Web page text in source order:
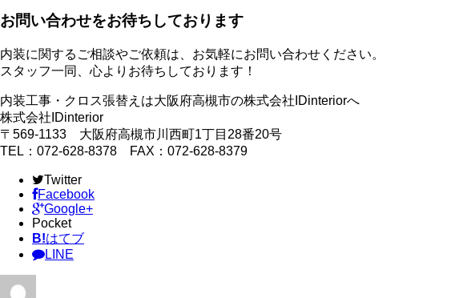
お問い合わせをお待ちしております
内装に関するご相談やご依頼は、お気軽にお問い合わせください。
スタッフ一同、心よりお待ちしております！
内装工事・クロス張替えは大阪府高槻市の株式会社IDinteriorへ
株式会社IDinterior
〒569-1133 大阪府高槻市川西町1丁目28番20号
TEL：072-628-8378 FAX：072-628-8379
Twitter
Facebook
Google+
Pocket
B!はてブ
LINE